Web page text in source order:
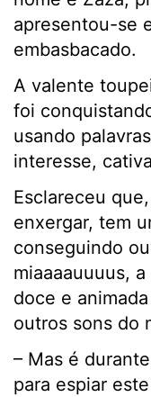
apresentou-se
embasbacado.
A valente
foi
usando
interesse,
Esclareceu
enxergar, tem
conseguindo
miaaaauuuus,
doce e
outros sons do
– Mas é
para espiar